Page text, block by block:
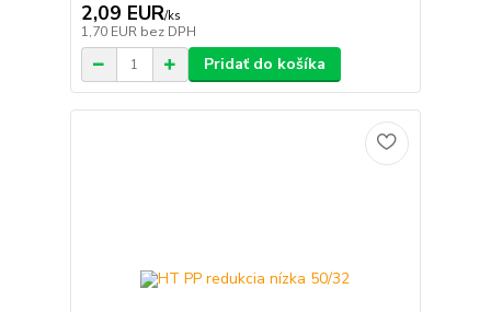
2,09 EUR/ks
1,70 EUR bez DPH
Pridať do košíka